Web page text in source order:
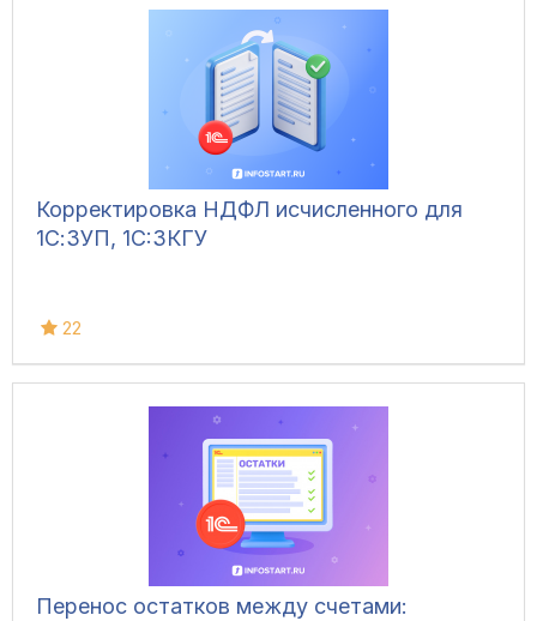
Корректировка НДФЛ исчисленного для
1С:ЗУП, 1C:ЗКГУ
22
Перенос остатков между счетами: